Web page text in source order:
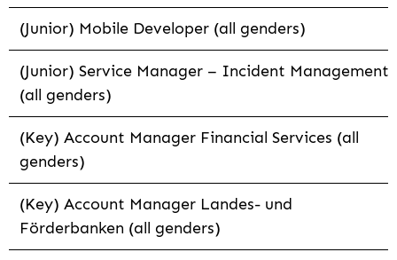
(Junior) Mobile Developer (all genders)
(Junior) Service Manager – Incident Management
(all genders)
(Key) Account Manager Financial Services (all
genders)
(Key) Account Manager Landes- und
Förderbanken (all genders)